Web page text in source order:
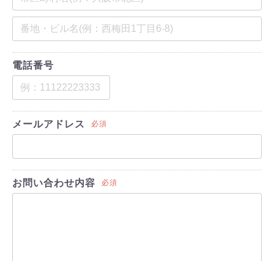
電話番号
メールアドレス 必須
お問い合わせ内容 必須